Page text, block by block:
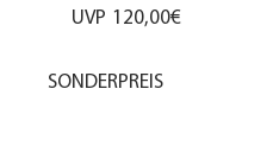
UVP 120,00€
SONDERPREIS